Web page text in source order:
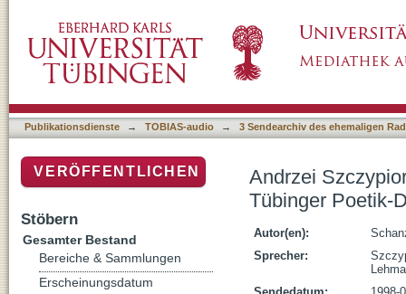
Publikationsdienste → TOBIAS-audio → 3 Sendearchiv des ehemaligen
Andrzei
Tübinger Poetik-
Autor(en):
Sprecher:
VERÖFFENTLICHEN
Stöbern
Gesamter Bestand
Bereiche & Sammlungen
Erscheinungsdatum